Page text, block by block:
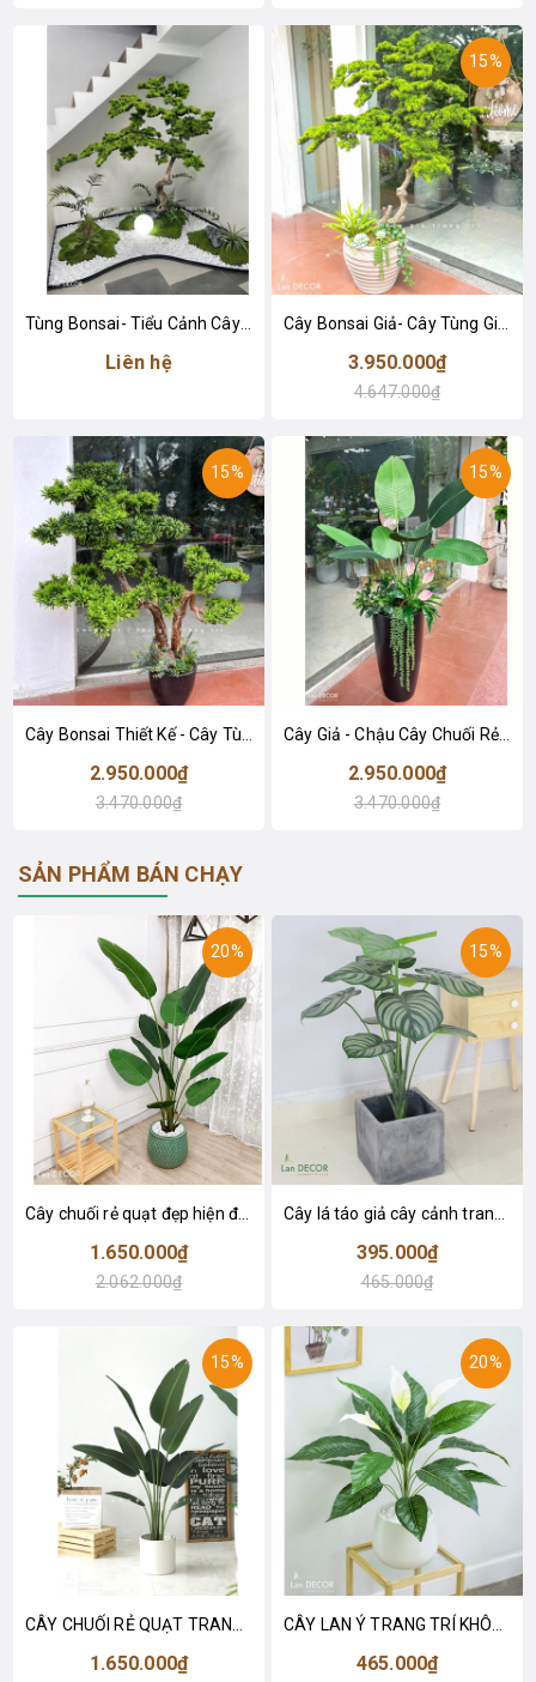
Tùng Bonsai- Tiểu Cảnh Cây Tùng Bonsai Giả Thiết Kế Không Gian
Liên hệ
15%
3.950.000₫
4.647.000₫
15%
2.950.000₫
3.470.000₫
15%
Cây Giả - Chậu Cây Chuối Rẻ Quạt Trang Trí Không Gian Phong Cách Hiện Đại (150cm)- CC1344
2.950.000₫
3.470.000₫
SẢN PHẨM BÁN CHẠY
20%
Cây chuối rẻ quạt đẹp hiện đại trang trí 1m8 - LC3019 (Gồm 12 lá)
1.650.000₫
2.062.000₫
15%
395.000₫
465.000₫
15%
1.650.000₫
20%
465.000₫